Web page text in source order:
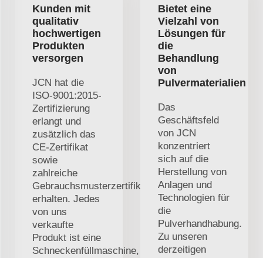
Kunden mit
qualitativ
hochwertigen
Produkten
versorgen
JCN hat die
ISO-9001:2015-
Zertifizierung
erlangt und
zusätzlich das
CE-Zertifikat
sowie
zahlreiche
Gebrauchsmusterzertifikate
erhalten. Jedes
von uns
verkaufte
Produkt ist eine
Schneckenfüllmaschine,
Bietet eine
Vielzahl von
Lösungen für
die
Behandlung
von
Pulvermaterialien
Das
Geschäftsfeld
von JCN
konzentriert
sich auf die
Herstellung von
Anlagen und
Technologien für
die
Pulverhandhabung.
Zu unseren
derzeitigen